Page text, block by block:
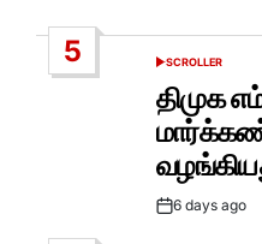
5
POSTED
SCROLLER
திமுக
Post6 days ago